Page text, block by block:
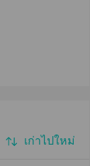
เก่าไปใหม่